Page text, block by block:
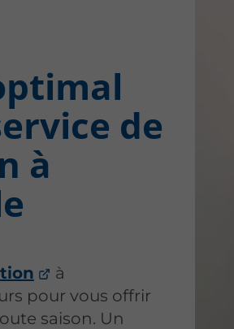
de
à
à
pour vous offrir
saison. Un